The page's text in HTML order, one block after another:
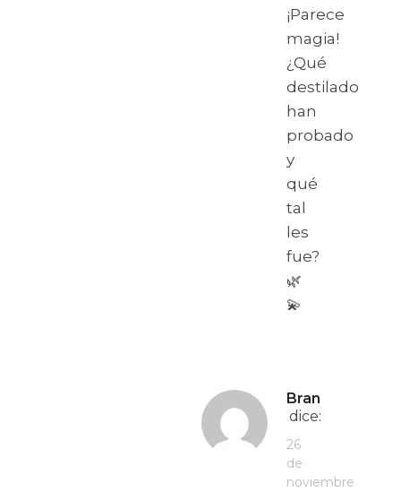
¡Parece
magia!
¿Qué
destilado
han
probado
y
qué
tal
les
fue?
🌿
💫
Bran
dice:
26
de
noviembre